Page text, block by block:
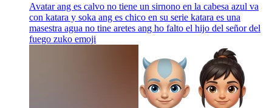
Avatar ang es calvo no tiene un sirnono en la cabesa azul va
con katara y soka ang es chico en su serie katara es una
masestra agua no tine aretes ang ho falto el hijo del señor del
fuego zuko emoji